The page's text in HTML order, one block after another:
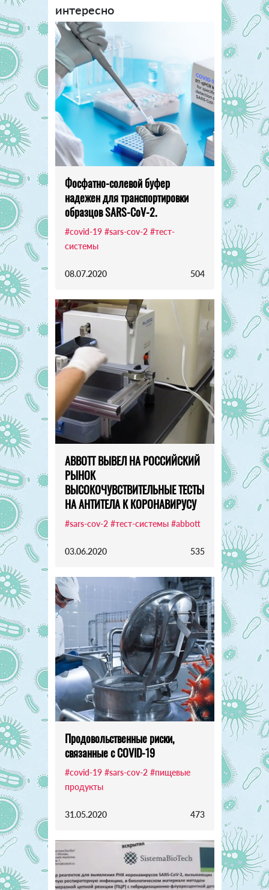
интересно
Фосфатно-солевой буфер
надежен для транспортировки
образцов SARS-CoV-2.
#covid-19 #sars-cov-2 #тест-
системы
08.07.2020 504
ABBOTT ВЫВЕЛ НА РОССИЙСКИЙ
РЫНОК
ВЫСОКОЧУВСТВИТЕЛЬНЫЕ ТЕСТЫ
НА АНТИТЕЛА К КОРОНАВИРУСУ
#sars-cov-2 #тест-системы #abbott
03.06.2020 535
Продовольственные риски,
связанные с COVID-19
#covid-19 #sars-cov-2 #пищевые
продукты
31.05.2020 473